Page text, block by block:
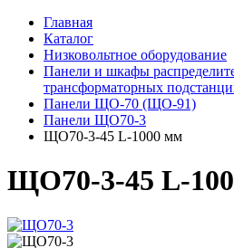
Главная
Каталог
Низковольтное оборудование
Панели и шкафы
трансформаторных
Панели ЩО-70 (ЩО-91)
Панели ЩО70-3
ЩО70-3-45 L-1000 мм
ЩО70-3-45 L-